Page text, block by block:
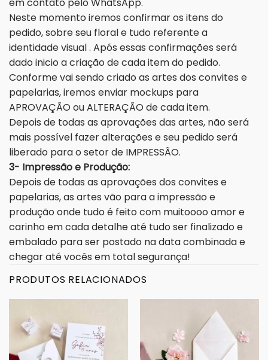
em contato pelo WhatsApp.
Neste momento iremos confirmar os itens do
pedido, sobre seu floral e tudo referente a
identidade visual . Após essas confirmações será
dado inicio a criação de cada item do pedido.
Conforme vai sendo criado as artes dos convites e
papelarias, iremos enviar mockups para
APROVAÇÃO ou ALTERAÇÃO de cada item.
Depois de todas as aprovações das artes, não será
mais possível fazer alterações e seu pedido será
liberado para o setor de IMPRESSÃO.
3- Impressão e Produção:
Depois de todas as aprovações dos convites e
papelarias, as artes vão para a impressão e
produção onde tudo é feito com muitoooo amor e
carinho em cada detalhe até tudo ser finalizado e
embalado para ser postado na data combinada e
chegar até vocês em total segurança!
PRODUTOS RELACIONADOS